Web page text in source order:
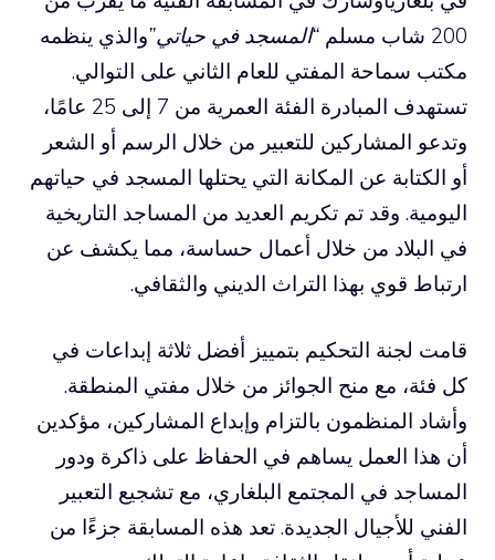
200 شاب مسلم
“المسجد في حياتي”والذي ينظمه
مكتب سماحة المفتي للعام الثاني على التوالي.
تستهدف المبادرة الفئة العمرية من 7 إلى 25 عامًا،
وتدعو المشاركين للتعبير من خلال الرسم أو الشعر
أو الكتابة عن المكانة التي يحتلها المسجد في حياتهم
اليومية. وقد تم تكريم العديد من المساجد التاريخية
في البلاد من خلال أعمال حساسة، مما يكشف عن
ارتباط قوي بهذا التراث الديني والثقافي.
قامت لجنة التحكيم بتمييز أفضل ثلاثة إبداعات في
كل فئة، مع منح الجوائز من خلال مفتي المنطقة.
وأشاد المنظمون بالتزام وإبداع المشاركين، مؤكدين
أن هذا العمل يساهم في الحفاظ على ذاكرة ودور
المساجد في المجتمع البلغاري، مع تشجيع التعبير
الفني للأجيال الجديدة. تعد هذه المسابقة جزءًا من